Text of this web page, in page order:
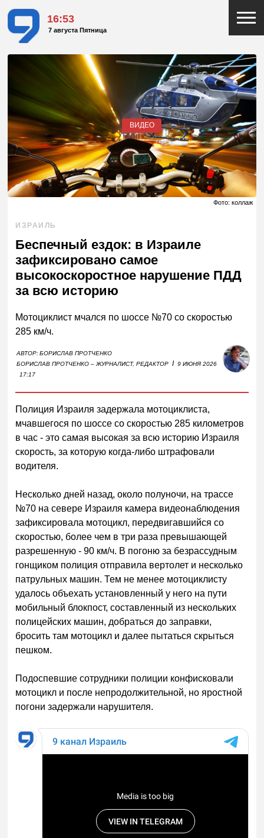
16:53
7 августа Пятница
ВИДЕО
Фото: коллаж
ИЗРАИЛЬ
Беспечный ездок: в Израиле
зафиксировано самое
высокоскоростное нарушение ПДД
за всю историю
Мотоциклист мчался по шоссе №70 со скоростью
285 км/ч.
АВТОР:БОРИСЛАВ ПРОТЧЕНКО
БОРИСЛАВ ПРОТЧЕНКО – ЖУРНАЛИСТ, РЕДАКТОР I 9 ИЮНЯ 2026
17:17
Полиция Израиля задержала мотоциклиста,
мчавшегося по шоссе со скоростью 285 километров
в час - это самая высокая за всю историю Израиля
скорость, за которую когда-либо штрафовали
водителя.
Несколько дней назад, около полуночи, на трассе
№70 на севере Израиля камера видеонаблюдения
зафиксировала мотоцикл, передвигавшийся со
скоростью, более чем в три раза превышающей
разрешенную - 90 км/ч. В погоню за безрассудным
гонщиком полиция отправила вертолет и несколько
патрульных машин. Тем не менее мотоциклисту
удалось объехать установленный у него на пути
мобильный блокпост, составленный из нескольких
полицейских машин, добраться до заправки,
бросить там мотоцикл и далее пытаться скрыться
пешком.
Подоспевшие сотрудники полиции конфисковали
мотоцикл и после непродолжительной, но яростной
погони задержали нарушителя.